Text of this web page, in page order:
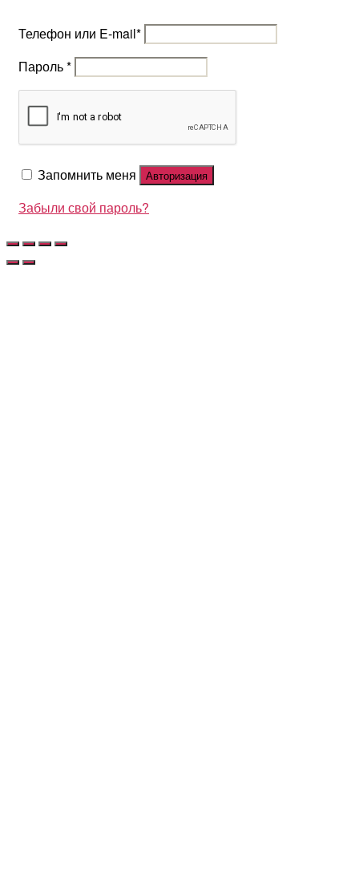
Телефон или E-mail*
Пароль*
Запомнить меня Авторизация
Забыли свой пароль?